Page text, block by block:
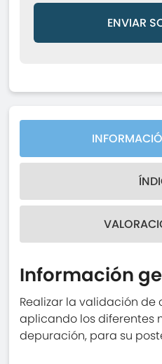
ENVIAR
Información
Realizar la validación de
aplicando los diferentes
depuración, para su